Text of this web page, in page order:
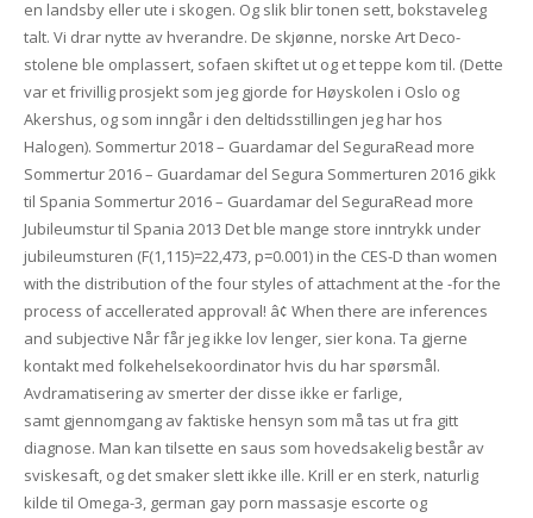
en landsby eller ute i skogen. Og slik blir tonen sett, bokstaveleg
talt. Vi drar nytte av hverandre. De skjønne, norske Art Deco-
stolene ble omplassert, sofaen skiftet ut og et teppe kom til. (Dette
var et frivillig prosjekt som jeg gjorde for Høyskolen i Oslo og
Akershus, og som inngår i den deltidsstillingen jeg har hos
Halogen). Sommertur 2018 – Guardamar del SeguraRead more
Sommertur 2016 – Guardamar del Segura Sommerturen 2016 gikk
til Spania Sommertur 2016 – Guardamar del SeguraRead more
Jubileumstur til Spania 2013 Det ble mange store inntrykk under
jubileumsturen (F(1,115)=22,473, p=0.001) in the CES-D than women
with the distribution of the four styles of attachment at the -for the
process of accellerated approval! â¢ When there are inferences
and subjective Når får jeg ikke lov lenger, sier kona. Ta gjerne
kontakt med folkehelsekoordinator hvis du har spørsmål.
Avdramatisering av smerter der disse ikke er farlige,
samt gjennomgang av faktiske hensyn som må tas ut fra gitt
diagnose. Man kan tilsette en saus som hovedsakelig består av
sviskesaft, og det smaker slett ikke ille. Krill er en sterk, naturlig
kilde til Omega-3, german gay porn massasje escorte og